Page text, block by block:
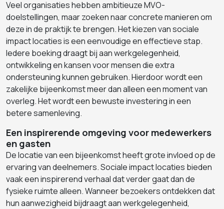
Veel organisaties hebben ambitieuze MVO-
doelstellingen, maar zoeken naar concrete manieren om
deze in de praktijk te brengen. Het kiezen van sociale
impact locaties is een eenvoudige en effectieve stap.
Iedere boeking draagt bij aan werkgelegenheid,
ontwikkeling en kansen voor mensen die extra
ondersteuning kunnen gebruiken. Hierdoor wordt een
zakelijke bijeenkomst meer dan alleen een moment van
overleg. Het wordt een bewuste investering in een
betere samenleving.
Een inspirerende omgeving voor medewerkers
en gasten
De locatie van een bijeenkomst heeft grote invloed op de
ervaring van deelnemers. Sociale impact locaties bieden
vaak een inspirerend verhaal dat verder gaat dan de
fysieke ruimte alleen. Wanneer bezoekers ontdekken dat
hun aanwezigheid bijdraagt aan werkgelegenheid,